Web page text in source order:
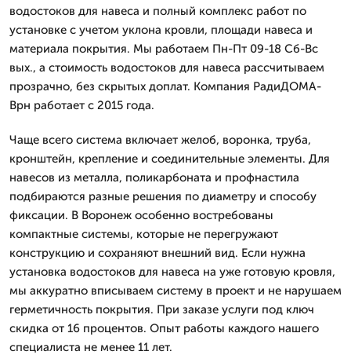
водостоков для навеса и полный комплекс работ по
установке с учетом уклона кровли, площади навеса и
материала покрытия. Мы работаем Пн-Пт 09-18 Сб-Вс
вых., а стоимость водостоков для навеса рассчитываем
прозрачно, без скрытых доплат. Компания РадиДОМА-
Врн работает с 2015 года.
Чаще всего система включает желоб, воронка, труба,
кронштейн, крепление и соединительные элементы. Для
навесов из металла, поликарбоната и профнастила
подбираются разные решения по диаметру и способу
фиксации. В Воронеж особенно востребованы
компактные системы, которые не перегружают
конструкцию и сохраняют внешний вид. Если нужна
установка водостоков для навеса на уже готовую кровля,
мы аккуратно вписываем систему в проект и не нарушаем
герметичность покрытия. При заказе услуги под ключ
скидка от 16 процентов. Опыт работы каждого нашего
специалиста не менее 11 лет.